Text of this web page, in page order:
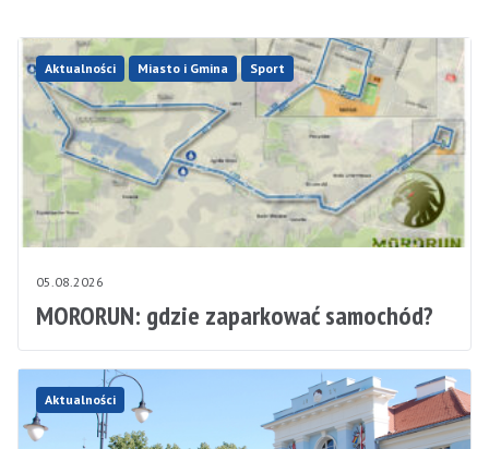
Aktualności Miasto i Gmina Sport
05.08.2026
MORORUN: gdzie zaparkować samochód?
Aktualności